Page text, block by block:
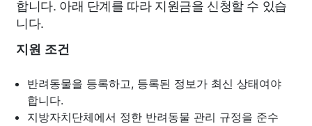
합니다. 아래 단계를 따라 지원금을 신청할 수 있습
니다.
지원 조건
반려동물을 등록하고, 등록된 정보가 최신 상태여야
합니다.
지방자치단체에서 정한 반려동물 관리 규정을 준수